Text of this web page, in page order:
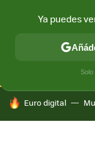
CONECTIVIDAD
HOY SE HABLA DE
Euro digital
Ya puedes
Solo